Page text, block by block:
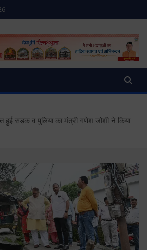
| Uttarakhand
News
हुई सड़क व पुलिया का मंत्री गणेश जोशी ने किया